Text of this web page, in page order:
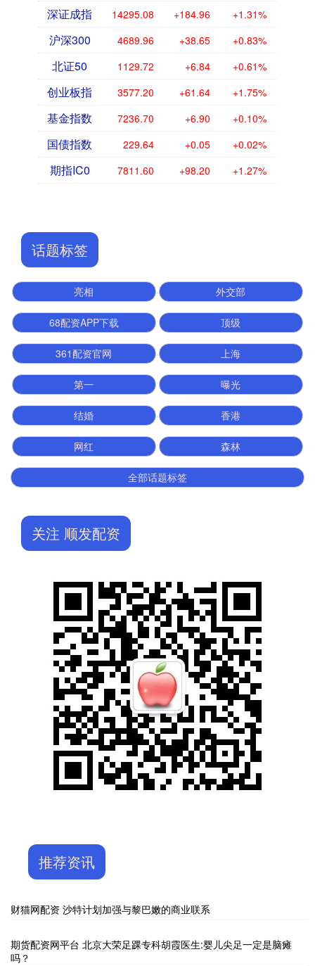
深证成指 14295.08 +184.96 +1.31%
沪深300 4689.96 +38.65 +0.83%
北证50 1129.72 +6.84 +0.61%
创业板指 3577.20 +61.64 +1.75%
基金指数 7236.70 +6.90 +0.10%
国债指数 229.64 +0.05 +0.02%
期指IC0 7811.60 +98.20 +1.27%
话题标签
亮相 外交部
68配资APP下载 顶级
361配资官网 上海
第一 曝光
结婚 香港
网红 森林
全部话题标签
关注 顺发配资
推荐资讯
财猫网配资 沙特计划加强与黎巴嫩的商业联系
期货配资网平台 北京大荣足踝专科胡霞医生:婴儿尖足一定是脑瘫
吗？